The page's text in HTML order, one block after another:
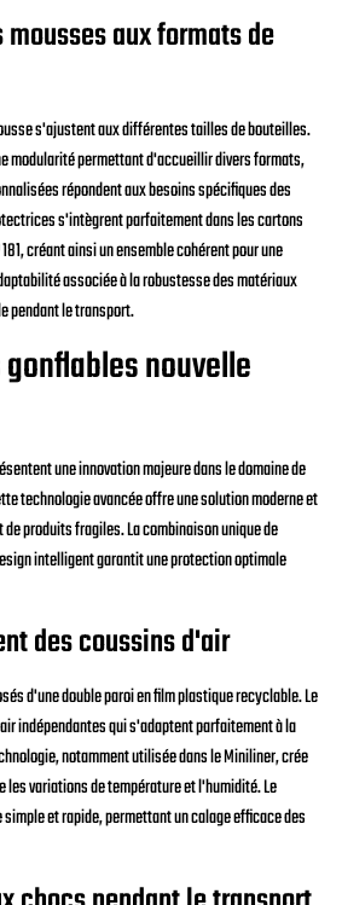
aux formats de
s'ajustent aux différentes tailles de bouteilles.
modularité permettant d'accueillir divers formats,
répondent aux besoins spécifiques des
s'intègrent parfaitement dans les cartons
créant ainsi un ensemble cohérent pour une
associée à la robustesse des matériaux
pendant le transport.
nouvelle
une innovation majeure dans le domaine de
technologie avancée offre une solution moderne et
produits fragiles. La combinaison unique de
intelligent garantit une protection optimale
des coussins d'air
d'une double paroi en film plastique recyclable. Le
indépendantes qui s'adaptent parfaitement à la
notamment utilisée dans le Miniliner, crée
variations de température et l'humidité. Le
et rapide, permettant un calage efficace des